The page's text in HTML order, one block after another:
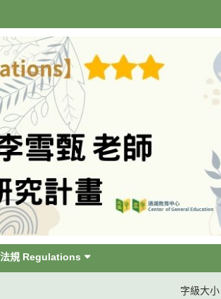
規 Regulations
字級大小